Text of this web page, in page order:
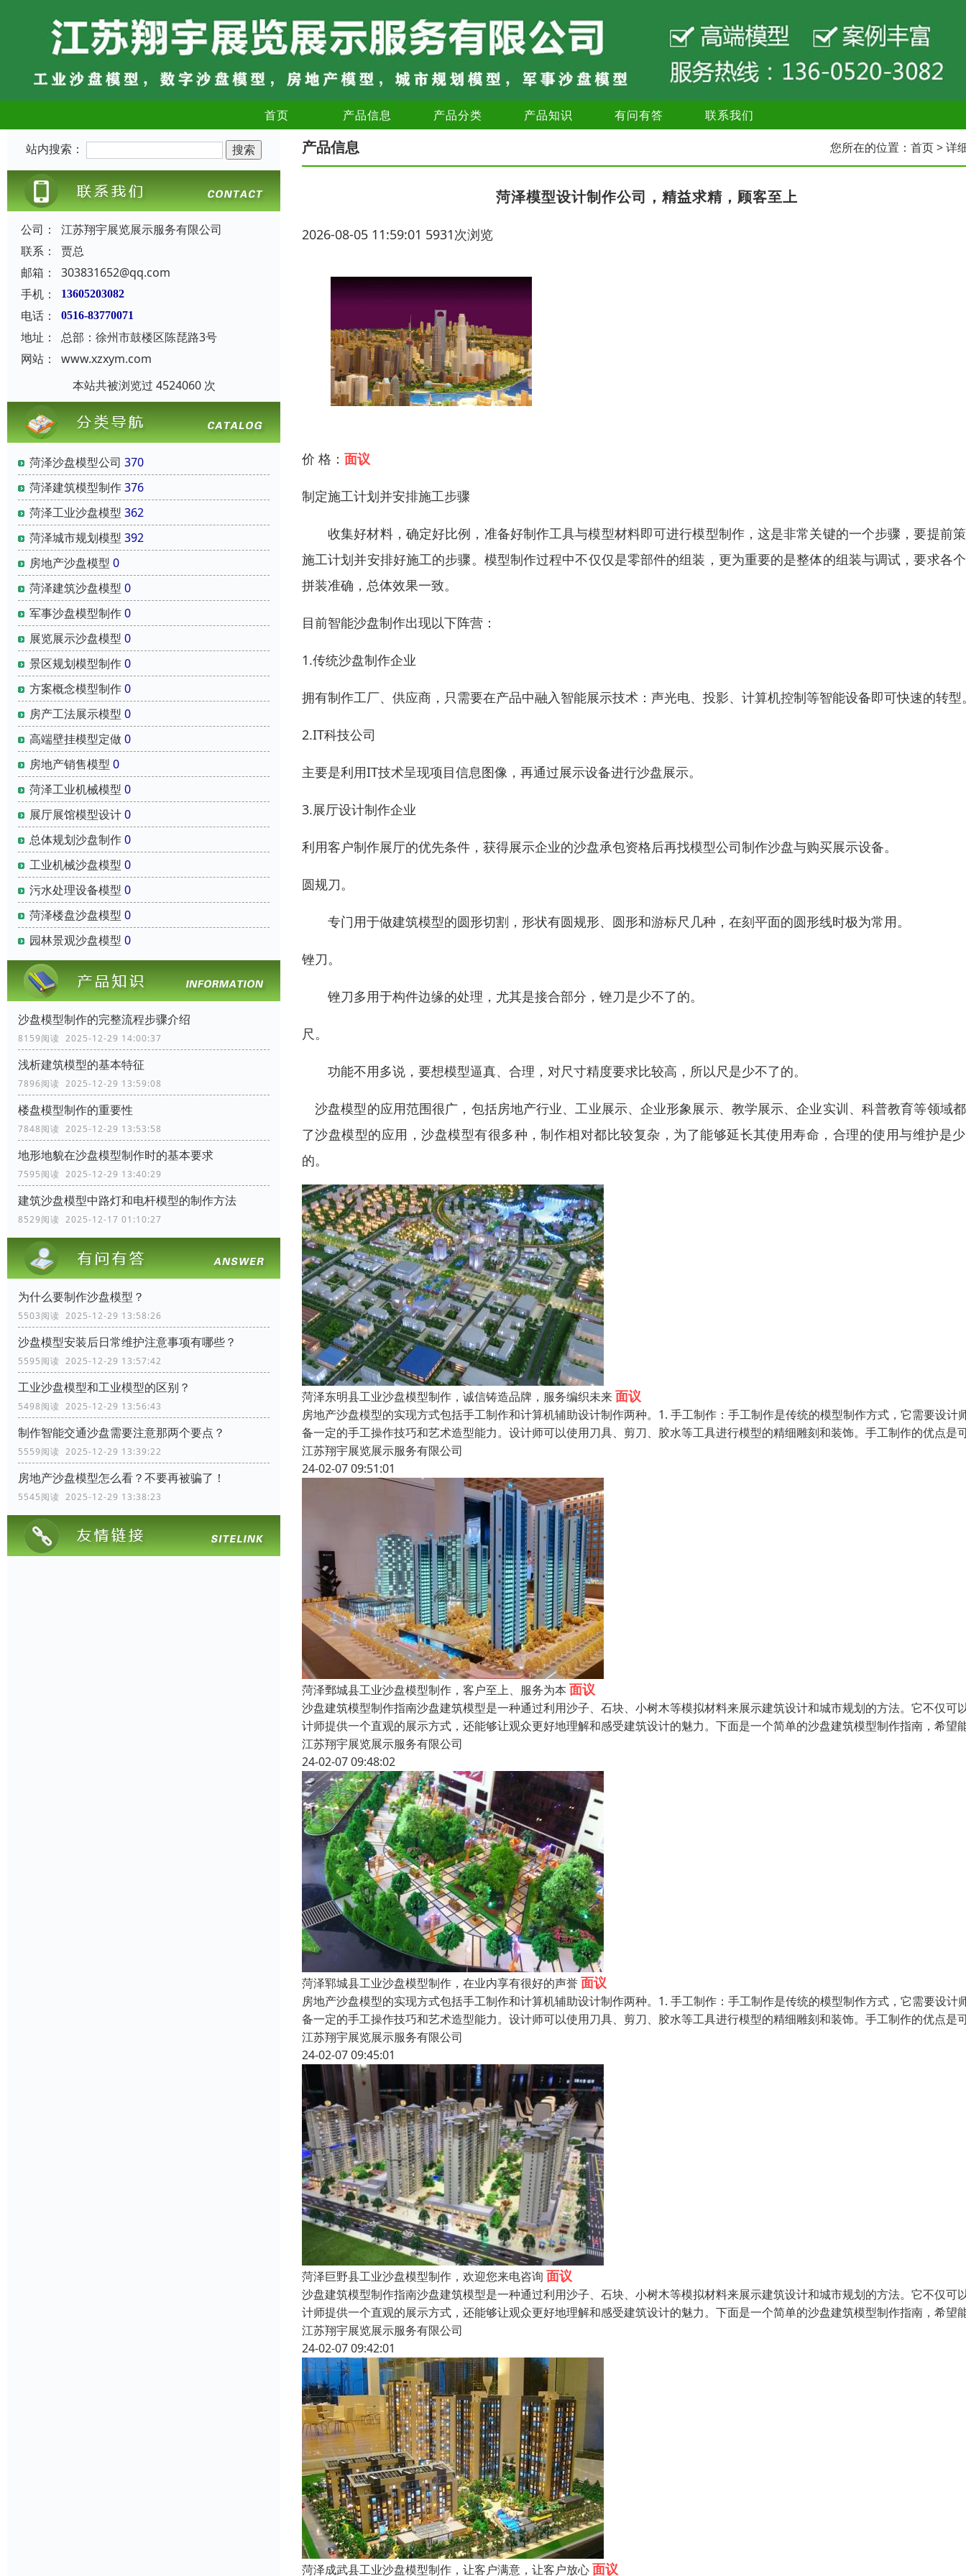
首页 产品信息 产品分类 产品知识 有问有答 联系我们
站内搜索：
公司：
江苏翔宇展览展示服务有限公司
联系：
贾总
邮箱：
303831652@qq.com
手机：
13605203082
电话： 0516-83770071
地址：
总部：徐州市鼓楼区陈琵路3号
网站：
www.xzxym.com
本站共被浏览过 4524060 次
菏泽沙盘模型公司 370
菏泽建筑模型制作376
菏泽工业沙盘模型 362
菏泽城市规划模型 392
房地产沙盘模型 0
菏泽建筑沙盘模型 0
军事沙盘模型制作0
展览展示沙盘模型 0
景区规划模型制作0
方案概念模型制作0
房产工法展示模型 0
高端壁挂模型定做0
房地产销售模型 0
菏泽工业机械模型 0
展厅展馆模型设计0
总体规划沙盘制作0
工业机械沙盘模型 0
污水处理设备模型 0
菏泽楼盘沙盘模型 0
园林景观沙盘模型 0
沙盘模型制作的完整流程步骤介绍
8159阅读 2025-12-29 14:00:37
浅析建筑模型的基本特征
7896阅读 2025-12-29 13:59:08
楼盘模型制作的重要性
7848阅读 2025-12-29 13:53:58
地形地貌在沙盘模型制作时的基本要求
7595阅读 2025-12-29 13:40:29
建筑沙盘模型中路灯和电杆模型的制作方法
8529阅读 2025-12-17 01:10:27
为什么要制作沙盘模型？
5503阅读 2025-12-29 13:58:26
沙盘模型安装后日常维护注意事项有哪些？
5595阅读 2025-12-29 13:57:42
工业沙盘模型和工业模型的区别？
5498阅读 2025-12-29 13:56:43
制作智能交通沙盘需要注意那两个要点？
5559阅读 2025-12-29 13:39:22
房地产沙盘模型怎么看？不要再被骗了！
5545阅读 2025-12-29 13:38:23
产品信息 您所在的位置： 首页> 详
菏泽模型设计制作公司，精益求精，顾客至上
2026-08-05 11:59:01 5931次浏览
价 格： 面议
制定施工计划并安排施工步骤
收集好材料，确定好比例，准备好制作工具与模型材料即可进行模型制作，这是非常关键的一个步骤，要提前
施工计划并安排好施工的步骤。模型制作过程中不仅仅是零部件的组装，更为重要的是整体的组装与调试，要求各
拼装准确，总体效果一致。
目前智能沙盘制作出现以下阵营：
1.传统沙盘制作企业
拥有制作工厂、供应商，只需要在产品中融入智能展示技术：声光电、投影、计算机控制等智能设备即可快速的转型
2.IT科技公司
主要是利用IT技术呈现项目信息图像，再通过展示设备进行沙盘展示。
3.展厅设计制作企业
利用客户制作展厅的优先条件，获得展示企业的沙盘承包资格后再找模型公司制作沙盘与购买展示设备。
圆规刀。
专门用于做建筑模型的圆形切割，形状有圆规形、圆形和游标尺几种，在刻平面的圆形线时极为常用。
锉刀。
锉刀多用于构件边缘的处理，尤其是接合部分，锉刀是少不了的。
尺。
功能不用多说，要想模型逼真、合理，对尺寸精度要求比较高，所以尺是少不了的。
沙盘模型的应用范围很广，包括房地产行业、工业展示、企业形象展示、教学展示、企业实训、科普教育等领域
了沙盘模型的应用，沙盘模型有很多种，制作相对都比较复杂，为了能够延长其使用寿命，合理的使用与维护是
的。
菏泽东明县工业沙盘模型制作，诚信铸造品牌，服务编织未来面议
房地产沙盘模型的实现方式包括手工制作和计算机辅助设计制作两种。1. 手工制作：手工制作是传统的模型制作方式，它需要设计
备一定的手工操作技巧和艺术造型能力。设计师可以使用刀具、剪刀、胶水等工具进行模型的精细雕刻和装饰。手工制作的优点是
江苏翔宇展览展示服务有限公司
24-02-07 09:51:01
菏泽鄄城县工业沙盘模型制作，客户至上、服务为本 面议
沙盘建筑模型制作指南沙盘建筑模型是一种通过利用沙子、石块、小树木等模拟材料来展示建筑设计和城市规划的方法。它不仅可
计师提供一个直观的展示方式，还能够让观众更好地理解和感受建筑设计的魅力。下面是一个简单的沙盘建筑模型制作指南，希望
江苏翔宇展览展示服务有限公司
24-02-07 09:48:02
菏泽郓城县工业沙盘模型制作，在业内享有很好的声誉面议
房地产沙盘模型的实现方式包括手工制作和计算机辅助设计制作两种。1. 手工制作：手工制作是传统的模型制作方式，它需要设计
备一定的手工操作技巧和艺术造型能力。设计师可以使用刀具、剪刀、胶水等工具进行模型的精细雕刻和装饰。手工制作的优点是
江苏翔宇展览展示服务有限公司
24-02-07 09:45:01
菏泽巨野县工业沙盘模型制作，欢迎您来电咨询 面议
沙盘建筑模型制作指南沙盘建筑模型是一种通过利用沙子、石块、小树木等模拟材料来展示建筑设计和城市规划的方法。它不仅可
计师提供一个直观的展示方式，还能够让观众更好地理解和感受建筑设计的魅力。下面是一个简单的沙盘建筑模型制作指南，希望
江苏翔宇展览展示服务有限公司
24-02-07 09:42:01
菏泽成武县工业沙盘模型制作，让客户满意，让客户放心面议